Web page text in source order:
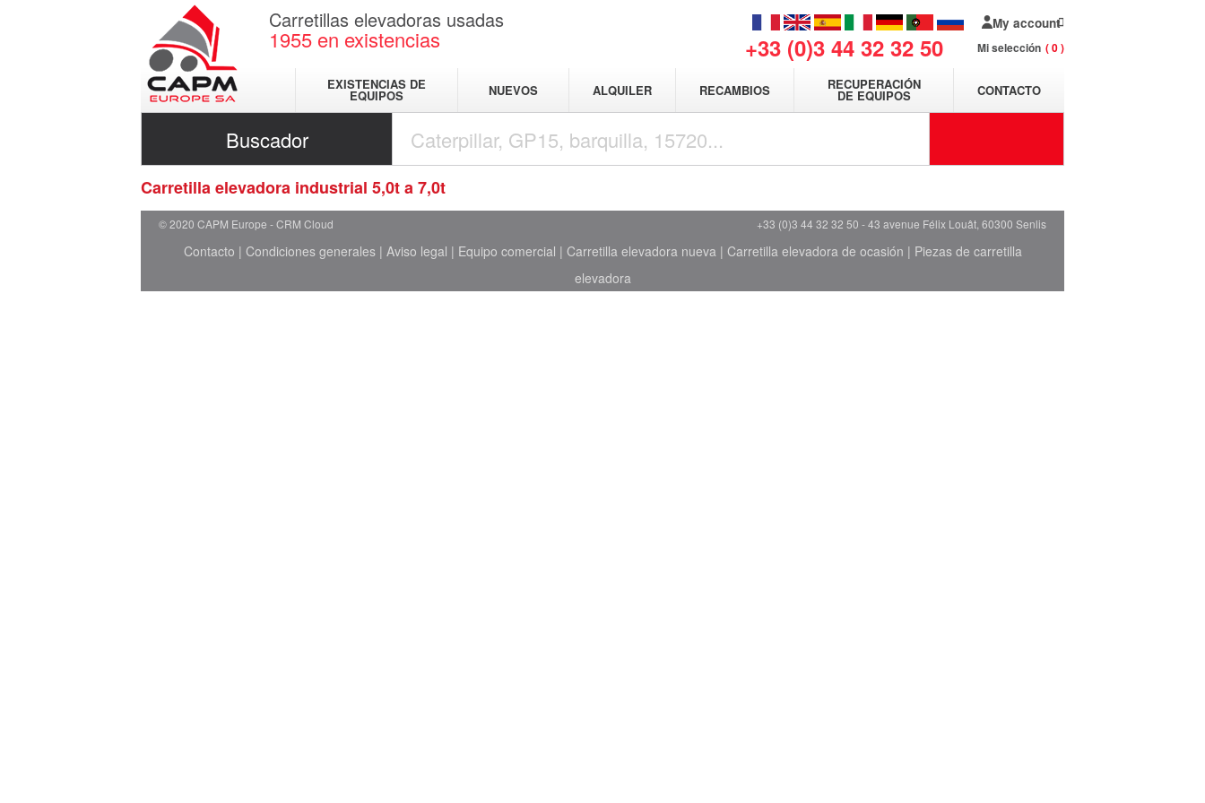
Carretillas elevadoras usadas
1955 en existencias +33 (0)3 44 32 32 50
My account
Mi selección 0
EXISTENCIAS DE
EQUIPOS NUEVOS ALQUILER RECAMBIOS RECUPERACIÓN
DE EQUIPOS CONTACTO
Buscador
Carretilla elevadora industrial 5,0t a 7,0t
© 2020 CAPM Europe CRM Cloud +33 (0)3 44 32 32 50 - 43 avenue Félix Louât, 60300 Senlis
Contacto | Condiciones generales| Aviso legal | Equipo comercial | Carretilla elevadora nueva| Carretilla elevadora de ocasión | Piezas de carretilla
elevadora